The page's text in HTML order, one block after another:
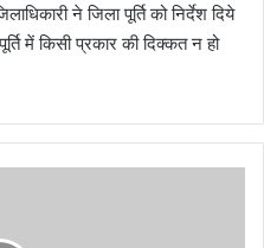
ने जिला पूर्ति को निर्देश दिये
में किसी प्रकार की दिक्कत न हो